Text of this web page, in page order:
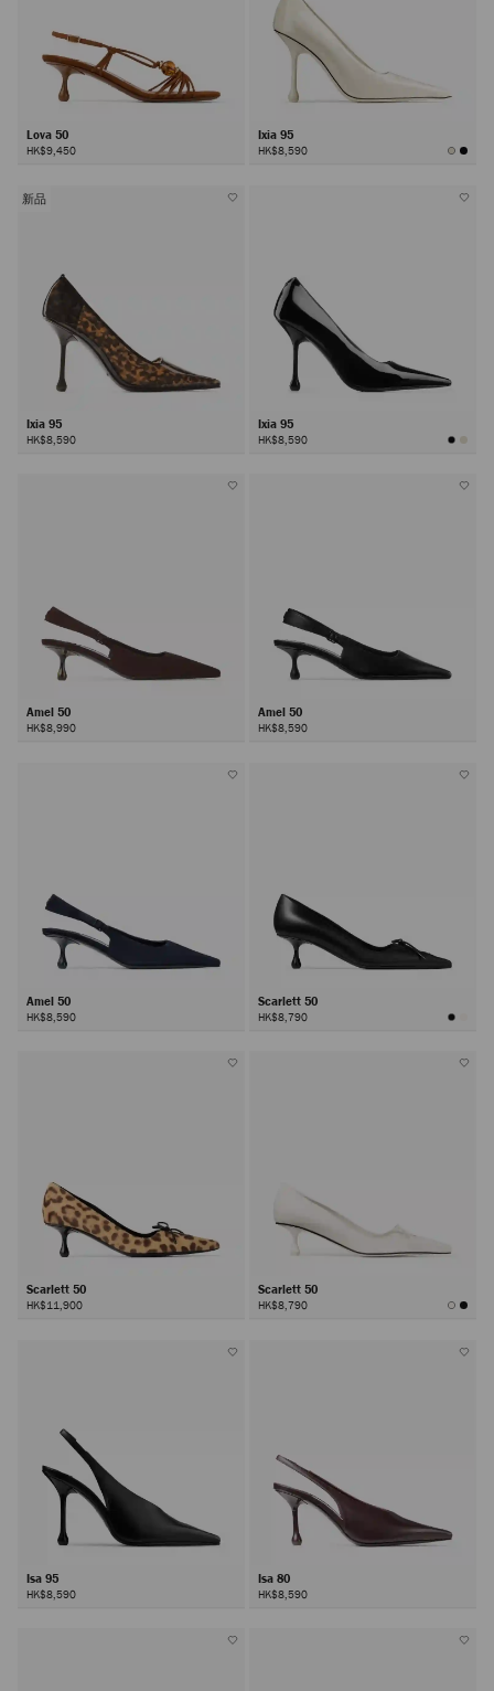
Lova 50
HK$9,450
Ixia 95
HK$8,590
新品
Ixia 95
HK$8,590
Ixia 95
HK$8,590
Amel 50
HK$8,990
Amel 50
HK$8,590
Amel 50
HK$8,590
Scarlett 50
HK$8,790
Scarlett 50
HK$11,900
Scarlett 50
HK$8,790
Isa 95
HK$8,590
Isa 80
HK$8,590